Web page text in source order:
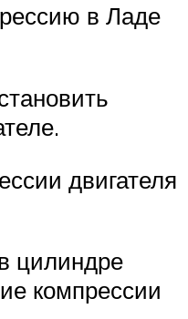
в Ладе
двигателя
цилиндре
компрессии